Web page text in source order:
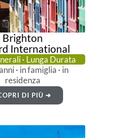
Brighton
International
· Lunga Durata
· in famiglia · in
residenza
DI PIÙ ➜